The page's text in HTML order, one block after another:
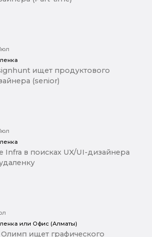
ищет продуктового
(senior)
Infra в поисках UX/UI-дизайнера
или Офис (Алматы)
ищет графического